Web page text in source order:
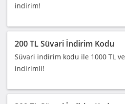
indirim!
200 TL Süvari İndirim Kodu
Süvari indirim kodu ile 1000 TL
indirimli!